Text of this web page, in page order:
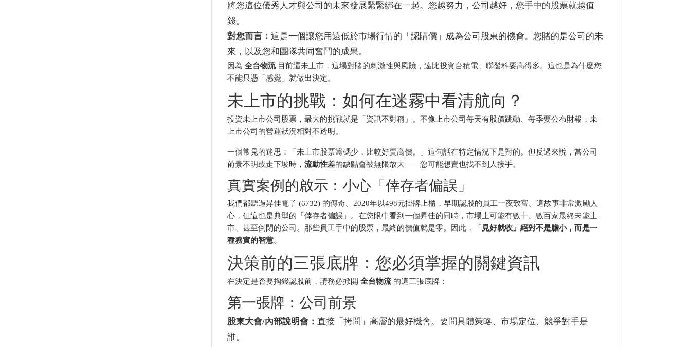
將您這位優秀人才與公司的未來發展緊緊綁在一起。您越努力，公司越好，您手中的股票就越值
錢。
對您而言：這是一個讓您用遠低於市場行情的「認購價」成為公司股東的機會。您賭的是公司的未
來，以及您和團隊共同奮鬥的成果。
因為全台物流目前還未上市，這場對賭的刺激性與風險，遠比投資台積電、聯發科要高得多。這也是為什麼您
不能只憑「感覺」就做出決定。
未上市的挑戰：如何在迷霧中看清航向？
投資未上市公司股票，最大的挑戰就是「資訊不對稱」。不像上市公司每天有股價跳動、每季要公布財報，未
上市公司的營運狀況相對不透明。
一個常見的迷思：「未上市股票籌碼少，比較好賣高價。」這句話在特定情況下是對的。但反過來說，當公司
前景不明或走下坡時，流動性差的缺點會被無限放大——您可能想賣也找不到人接手。
真實案例的啟示：小心「倖存者偏誤」
我們都聽過昇佳電子 (6732) 的傳奇。2020年以498元掛牌上櫃，早期認股的員工一夜致富。這故事非常激勵人
心，但這也是典型的「倖存者偏誤」。在您眼中看到一個昇佳的同時，市場上可能有數十、數百家最終未能上
市、甚至倒閉的公司。那些員工手中的股票，最終的價值就是零。因此，
「見好就收」絕對不是膽小，而是一
種務實的智慧。
決策前的三張底牌：您必須掌握的關鍵資訊
在決定是否要掏錢認股前，請務必掀開全台物流的這三張底牌：
第一張牌：公司前景
股東大會/內部說明會： 直接「拷問」高層的最好機會。要問具體策略、市場定位、競爭對手是
誰。